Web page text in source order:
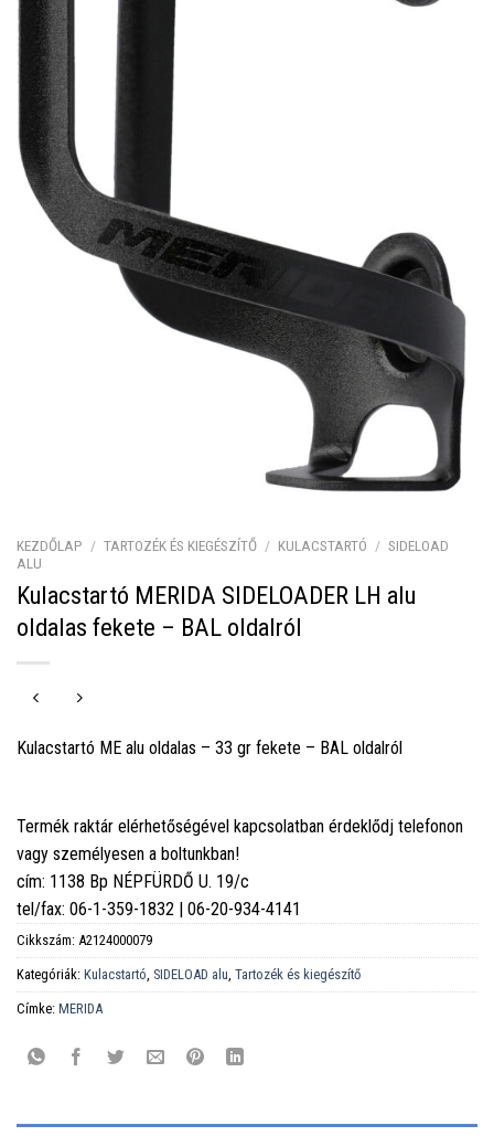
KEZDŐLAP / TARTOZÉK ÉS KIEGÉSZÍTŐ / KULACSTARTÓ / SIDELOAD
ALU
Kulacstartó MERIDA SIDELOADER LH alu
oldalas fekete – BAL oldalról
Kulacstartó ME alu oldalas – 33 gr fekete – BAL oldalról
Termék raktár elérhetőségével kapcsolatban érdeklődj telefonon
vagy személyesen a boltunkban!
cím: 1138 Bp NÉPFÜRDŐ U. 19/c
tel/fax: 06-1-359-1832 | 06-20-934-4141
Cikkszám: A2124000079
Kategóriák: Kulacstartó, SIDELOAD alu, Tartozék és kiegészítő
Címke: MERIDA